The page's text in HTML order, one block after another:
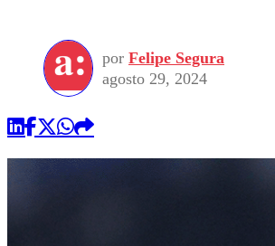
Torneo Internacional
Torneo Nacional
Internacional
Nacional
Programas
Comercial
por Felipe Segura
agosto 29, 2024